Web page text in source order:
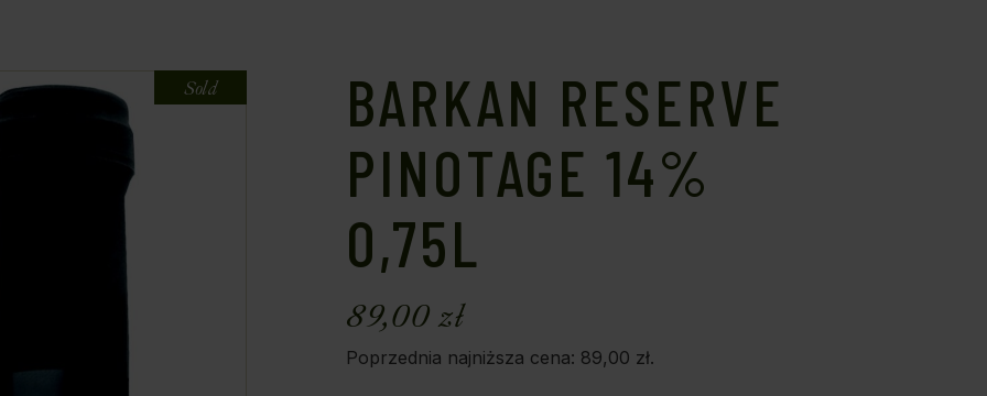
Sold
BARKAN RESERVE
PINOTAGE 14%
0,75L
89,00zł
Poprzednia najniższa cena: 89,00 zł.